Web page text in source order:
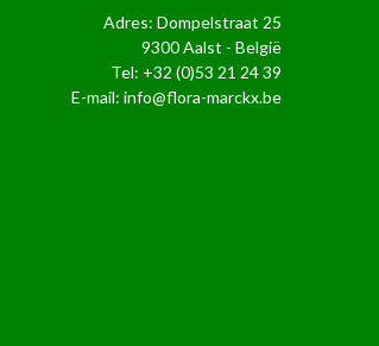
Adres: Dompelstraat 25
9300 Aalst - België
Tel: +32 (0)53 21 24 39
E-mail: info@flora-marckx.be